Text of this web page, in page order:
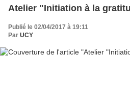
Atelier "Initiation à la
Publié le 02/04/2017 à 19:11
Par UCY